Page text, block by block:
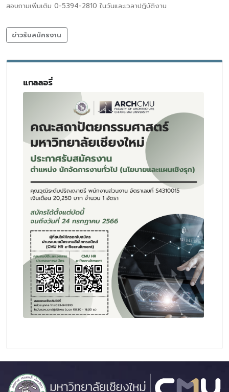
สอบถามเพิ่มเติม 0-5394-2810 ในวันและเวลาปฏิบัติงาน
ข่าวรับสมัครงาน
แกลลอรี่